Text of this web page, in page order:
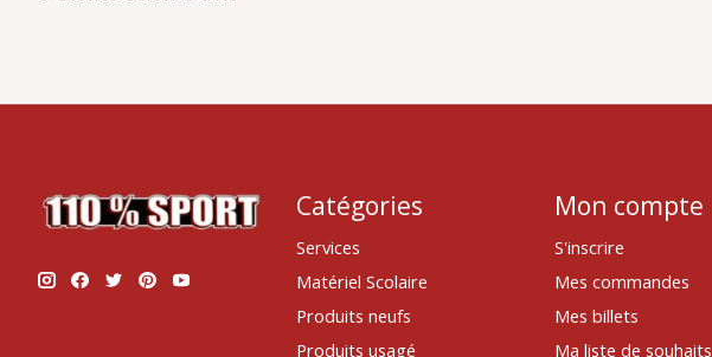
Catégories
Services
Matériel Scolaire
Produits neufs
Produits usagé
Mon compte
S'inscrire
Mes commandes
Mes billets
Ma liste de souhaits